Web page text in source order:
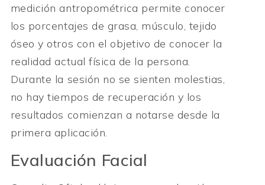
medición antropométrica permite conocer
los porcentajes de grasa, músculo, tejido
óseo y otros con el objetivo de conocer la
realidad actual física de la persona.
Durante la sesión no se sienten molestias,
no hay tiempos de recuperación y los
resultados comienzan a notarse desde la
primera aplicación.
Evaluación Facial